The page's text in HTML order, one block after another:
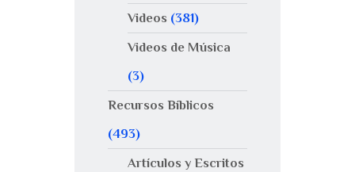
Videos (381)
Videos de Música
(3)
Recursos Bíblicos
(493)
Artículos y Escritos